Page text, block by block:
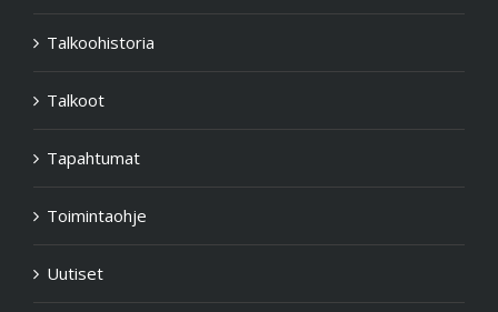
Talkoohistoria
Talkoot
Tapahtumat
Toimintaohje
Uutiset